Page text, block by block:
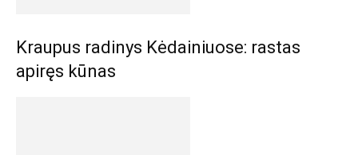
Kraupus radinys Kėdainiuose: rastas
apiręs kūnas